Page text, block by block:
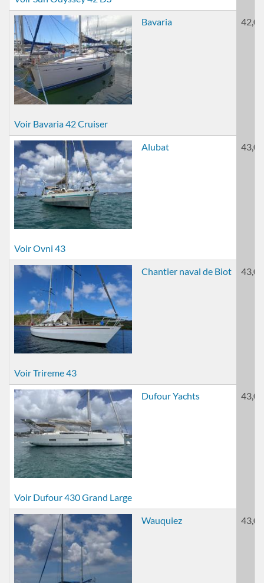
Voir Bavaria 42 Cruiser
Bavaria
Voir Ovni 43
Alubat
Voir Trireme 43
Chantier naval de Biot
Voir Dufour 430 Grand Large
Dufour Yachts
Wauquiez